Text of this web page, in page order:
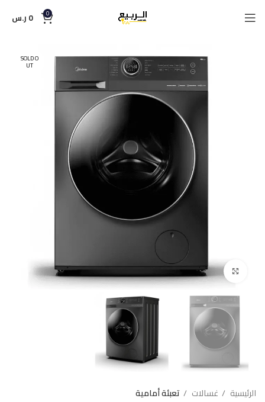
0
0 ر.س
SOLD O
UT
Click to enlarge
الرئيسية غسالات تعبئة أمامية